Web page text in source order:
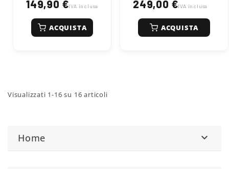
149,90 €IVA inclusa
ACQUISTA
249,00 €IVA inclusa
ACQUISTA
Visualizzati 1-16 su 16 articoli
Home 